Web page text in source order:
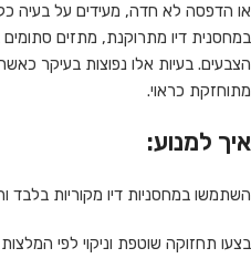
או הדפסה לא חדה, מעידים על בעיה
במחסנית דיו מתרוקנת, מתזים
הצבעים. בעיות אלו נפוצות בעיקר
מתוחזקת כראוי.
איך למנוע:
השתמשו במחסניות דיו מקוריות בלבד
בצעו תחזוקה שוטפת וניקוי לפי המלצות